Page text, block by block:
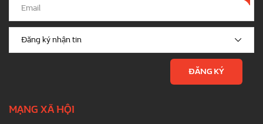
MẠNG XÃ HỘI